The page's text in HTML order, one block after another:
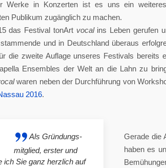
Werke in Konzerten ist es uns ein
Publikum zugänglich zu machen.
das Festival tonArt vocal ins Leben gerufen
und in Deutschland überaus
die zweite Auflage unseres Festivals bereits
Ensembles der Welt an die Lahn zu
waren neben der Durchführung von
2016.
Als Gründungs-
mitglied, erster und
ich Sie ganz herzlich auf
Gerade die
haben es